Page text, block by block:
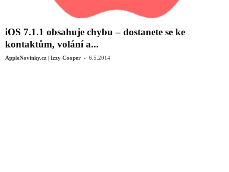
iOS 7.1.1 obsahuje chybu – dostanete se ke
kontaktům, volání a...
AppleNovinky.cz | Izzy Cooper - 6.5.2014